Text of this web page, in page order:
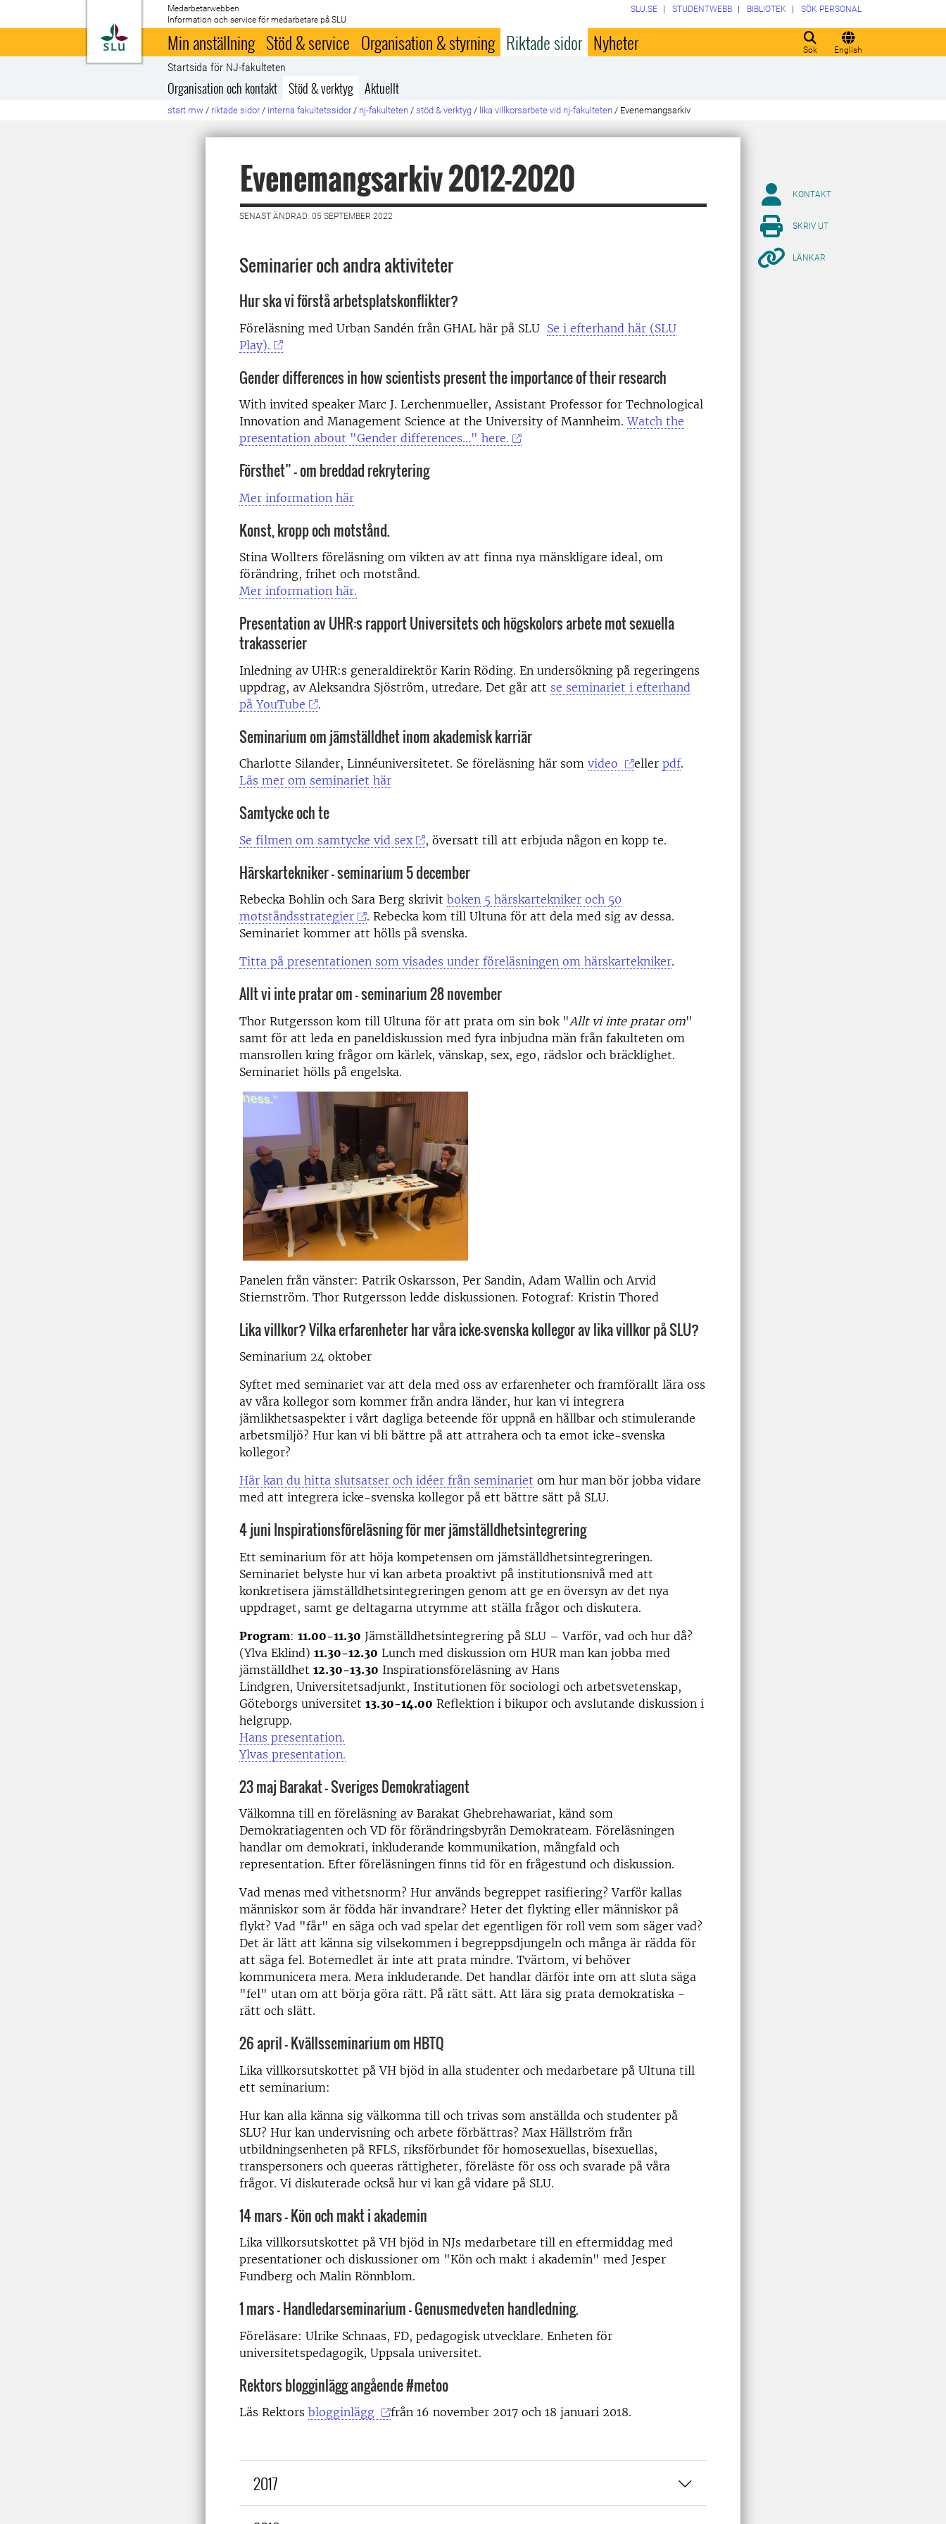
Till startsida
Medarbetarwebben
Information och service för medarbetare på SLU
Sök English
SLU.SE STUDENTWEBB BIBLIOTEK SÖK PERSONAL
Min anställning Stöd & service Organisation & styrning Riktade sidor Nyheter
Startsida för NJ-fakulteten
Organisation och kontakt Stöd & verktyg Aktuellt
start mw / riktade sidor / interna fakultetssidor / nj-fakulteten / stöd & verktyg / lika villkorsarbete vid nj-fakulteten / Evenemangsarkiv
Evenemangsarkiv 2012-2020
SENAST ÄNDRAD: 05 SEPTEMBER 2022
Seminarier och andra aktiviteter
Hur ska vi förstå arbetsplatskonflikter?
Föreläsning med Urban Sandén från GHAL här på SLU Se i efterhand här (SLU
Play).
Gender differences in how scientists present the importance of their research
With invited speaker Marc J. Lerchenmueller, Assistant Professor for Technological
Innovation and Management Science at the University of Mannheim.Watch the
presentation about "Gender differences..." here.
Försthet” – om breddad rekrytering
Mer information här
Konst, kropp och motstånd.
Stina Wollters föreläsning om vikten av att finna nya mänskligare ideal, om
förändring, frihet och motstånd.
Mer information här.
Presentation av UHR:s rapport Universitets och högskolors arbete mot sexuella
trakasserier
Inledning av UHR:s generaldirektör Karin Röding. En undersökning på regeringens
uppdrag, av Aleksandra Sjöström, utredare. Det går att se seminariet i efterhand
på YouTube
.
Seminarium om jämställdhet inom akademisk karriär
Charlotte Silander, Linnéuniversitetet. Se föreläsning här som video ellerpdf.
Läs mer om seminariet här
Samtycke och te
Se filmen om samtycke vid sex , översatt till att erbjuda någon en kopp te.
Härskartekniker - seminarium 5 december
Rebecka Bohlin och Sara Berg skrivit boken 5 härskartekniker och 50
motståndsstrategier
. Rebecka kom till Ultuna för att dela med sig av dessa.
Seminariet kommer att hölls på svenska.
Titta på presentationen som visades under föreläsningen om härskartekniker.
Allt vi inte pratar om - seminarium 28 november
Thor Rutgersson kom till Ultuna för att prata om sin bok "Allt vi inte pratar om"
samt för att leda en paneldiskussion med fyra inbjudna män från fakulteten om
mansrollen kring frågor om kärlek, vänskap, sex, ego, rädslor och bräcklighet.
Seminariet hölls på engelska.
Panelen från vänster: Patrik Oskarsson, Per Sandin, Adam Wallin och Arvid
Stiernström. Thor Rutgersson ledde diskussionen. Fotograf: Kristin Thored
Lika villkor? Vilka erfarenheter har våra icke-svenska kollegor av lika villkor på SLU?
Seminarium 24 oktober
Syftet med seminariet var att dela med oss av erfarenheter och framförallt lära oss
av våra kollegor som kommer från andra länder, hur kan vi integrera
jämlikhetsaspekter i vårt dagliga beteende för uppnå en hållbar och stimulerande
arbetsmiljö? Hur kan vi bli bättre på att attrahera och ta emot icke-svenska
kollegor?
Här kan du hitta slutsatser och idéer från seminariet om hur man bör jobba vidare
med att integrera icke-svenska kollegor på ett bättre sätt på SLU.
4 juni Inspirationsföreläsning för mer jämställdhetsintegrering
Ett seminarium för att höja kompetensen om jämställdhetsintegreringen.
Seminariet belyste hur vi kan arbeta proaktivt på institutionsnivå med att
konkretisera jämställdhetsintegreringen genom att ge en översyn av det nya
uppdraget, samt ge deltagarna utrymme att ställa frågor och diskutera.
Program: 11.00-11.30 Jämställdhetsintegrering på SLU – Varför, vad och hur då?
(Ylva Eklind) 11.30-12.30 Lunch med diskussion om HUR man kan jobba med
jämställdhet 12.30-13.30 Inspirationsföreläsning av Hans
Lindgren, Universitetsadjunkt, Institutionen för sociologi och arbetsvetenskap,
Göteborgs universitet 13.30-14.00 Reflektion i bikupor och avslutande diskussion i
helgrupp.
Hans presentation.
Ylvas presentation.
23 maj Barakat - Sveriges Demokratiagent
Välkomna till en föreläsning av Barakat Ghebrehawariat, känd som
Demokratiagenten och VD för förändringsbyrån Demokrateam. Föreläsningen
handlar om demokrati, inkluderande kommunikation, mångfald och
representation. Efter föreläsningen finns tid för en frågestund och diskussion.
Vad menas med vithetsnorm? Hur används begreppet rasifiering? Varför kallas
människor som är födda här invandrare? Heter det flykting eller människor på
flykt? Vad "får" en säga och vad spelar det egentligen för roll vem som säger vad?
Det är lätt att känna sig vilsekommen i begreppsdjungeln och många är rädda för
att säga fel. Botemedlet är inte att prata mindre. Tvärtom, vi behöver
kommunicera mera. Mera inkluderande. Det handlar därför inte om att sluta säga
"fel" utan om att börja göra rätt. På rätt sätt. Att lära sig prata demokratiska -
rätt och slätt.
26 april - Kvällsseminarium om HBTQ
Lika villkorsutskottet på VH bjöd in alla studenter och medarbetare på Ultuna till
ett seminarium:
Hur kan alla känna sig välkomna till och trivas som anställda och studenter på
SLU? Hur kan undervisning och arbete förbättras? Max Hällström från
utbildningsenheten på RFLS, riksförbundet för homosexuellas, bisexuellas,
transpersoners och queeras rättigheter, föreläste för oss och svarade på våra
frågor. Vi diskuterade också hur vi kan gå vidare på SLU.
14 mars - Kön och makt i akademin
Lika villkorsutskottet på VH bjöd in NJs medarbetare till en eftermiddag med
presentationer och diskussioner om "Kön och makt i akademin" med Jesper
Fundberg och Malin Rönnblom.
1 mars - Handledarseminarium - Genusmedveten handledning.
Föreläsare: Ulrike Schnaas, FD, pedagogisk utvecklare. Enheten för
universitetspedagogik, Uppsala universitet.
Rektors blogginlägg angående #metoo
Läs Rektors blogginlägg från 16 november 2017 och 18 januari 2018.
2017
KONTAKT
SKRIV UT
LÄNKAR